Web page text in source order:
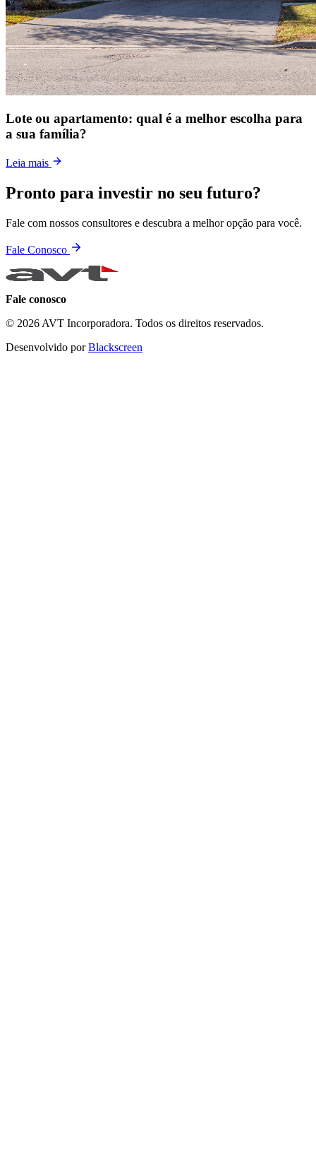
Lote ou apartamento: qual é a melhor escolha para
a sua família?
Leia mais
Pronto para investir no seu futuro?
Fale com nossos consultores e descubra a melhor opção para você.
Fale Conosco
Fale conosco
© 2026 AVT Incorporadora. Todos os direitos reservados.
Desenvolvido porBlackscreen